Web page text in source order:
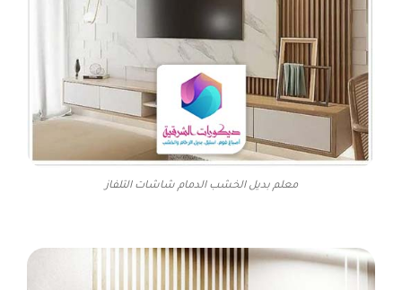
معلم بديل الخشب الدمام شاشات التلفاز